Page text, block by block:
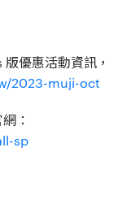
優惠活動資訊，
2023-muji-oct
：
sp